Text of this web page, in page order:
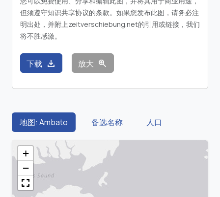
但须遵守知识共享协议的条款。如果您发布此图，请务必注
明出处，并附上zeitverschiebung.net的引用或链接，我们
将不胜感激。
下载 download 放大 zoom_in
地图: Ambato 备选名称 人口
+
−